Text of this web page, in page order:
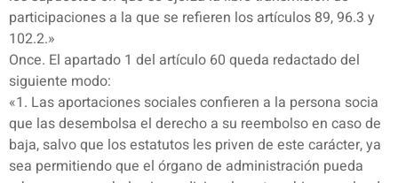
participaciones a la que se refieren los artículos 89, 96.3 y
102.2.»
Once. El apartado 1 del artículo 60 queda redactado del
siguiente modo:
«1. Las aportaciones sociales confieren a la persona socia
que las desembolsa el derecho a su reembolso en caso de
baja, salvo que los estatutos les priven de este carácter, ya
sea permitiendo que el órgano de administración pueda